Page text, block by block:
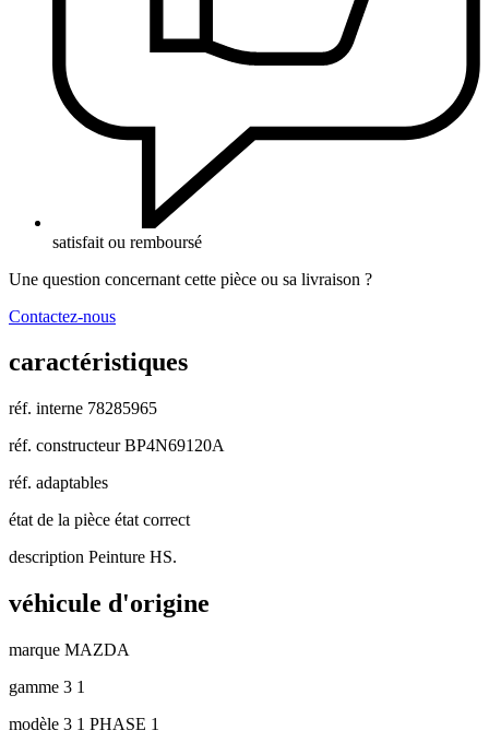
satisfait ou remboursé
Une question concernant cette pièce ou sa livraison ?
Contactez-nous
caractéristiques
réf. interne 78285965
réf. constructeur BP4N69120A
réf. adaptables
état de la pièce état correct
description Peinture HS.
véhicule d'origine
marque MAZDA
gamme 3 1
modèle 3 1 PHASE 1